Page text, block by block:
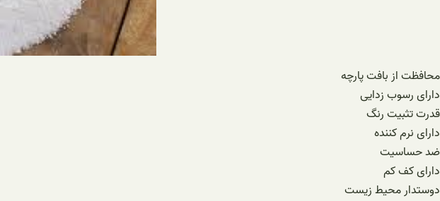
محافظت از بافت پارچه
دارای رسوب زدایی
قدرت تثبیت رنگ
دارای نرم کننده
ضد حساسیت
دارای کف کم
دوستدار محیط زیست